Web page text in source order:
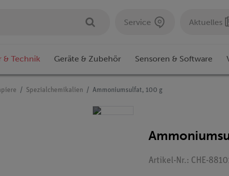
Service Aktuelles
& Technik Geräte & Zubehör Sensoren & Software
Spezialchemikalien Ammoniumsulfat, 100 g
Artikel-Nr.: CHE-